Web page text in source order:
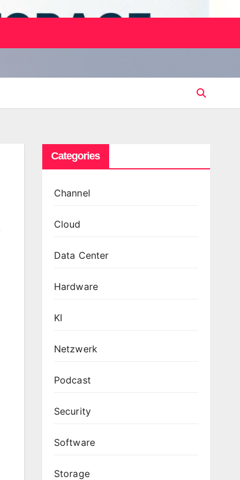
Categories
Channel
Cloud
Data Center
Hardware
KI
Netzwerk
Podcast
Security
Software
Storage